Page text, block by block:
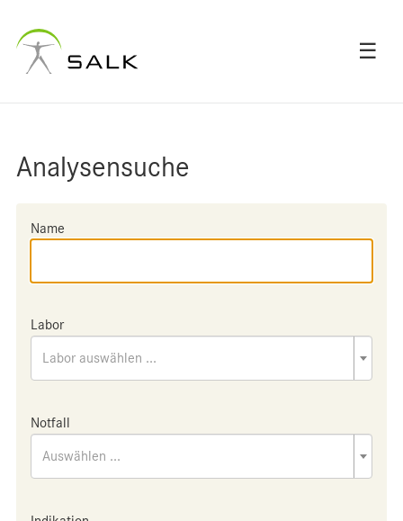
☰
Analysensuche
Name
Labor
Labor auswählen ...
Notfall
Auswählen ...